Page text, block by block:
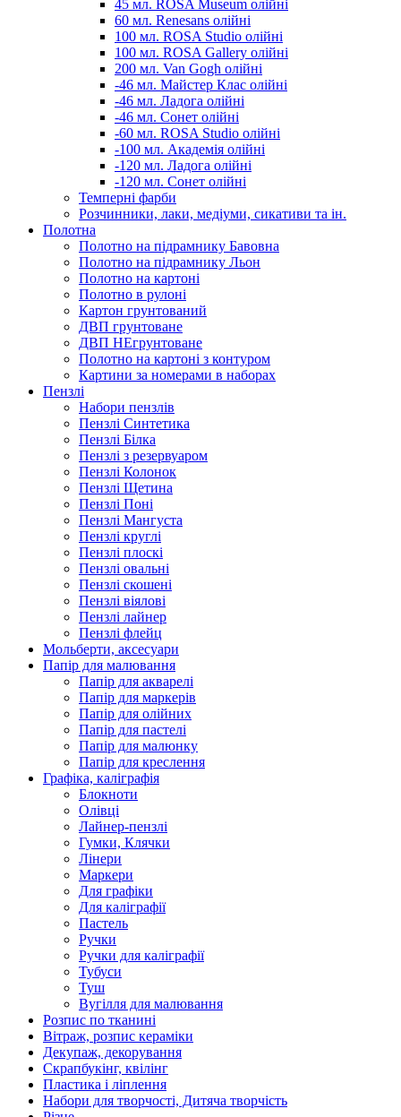
45 мл. ROSA Museum олійні
60 мл. Renesans олійні
100 мл. ROSA Studio олійні
100 мл. ROSA Gallery олійні
200 мл. Van Gogh олійні
-46 мл. Майстер Клас олійні
-46 мл. Ладога олійні
-46 мл. Сонет олійні
-60 мл. ROSA Studio олійні
-100 мл. Академія олійні
-120 мл. Ладога олійні
-120 мл. Сонет олійні
Темперні фарби
Розчинники, лаки, медіуми, сикативи та ін.
Полотна
Полотно на підрамнику Бавовна
Полотно на підрамнику Льон
Полотно на картоні
Полотно в рулоні
Картон грунтований
ДВП грунтоване
ДВП НЕгрунтоване
Полотно на картоні з контуром
Картини за номерами в наборах
Пензлі
Набори пензлів
Пензлі Синтетика
Пензлі Білка
Пензлі з резервуаром
Пензлі Колонок
Пензлі Щетина
Пензлі Поні
Пензлі Мангуста
Пензлі круглі
Пензлі плоскі
Пензлі овальні
Пензлі скошені
Пензлі віялові
Пензлі лайнер
Пензлі флейц
Мольберти, аксесуари
Папір для малювання
Папір для акварелі
Папір для маркерів
Папір для олійних
Папір для пастелі
Папір для малюнку
Папір для креслення
Графіка, каліграфія
Блокноти
Олівці
Лайнер-пензлі
Гумки, Клячки
Лінери
Маркери
Для графіки
Для каліграфії
Пастель
Ручки
Ручки для каліграфії
Тубуси
Туш
Вугілля для малювання
Розпис по тканині
Вітраж, розпис кераміки
Декупаж, декорування
Скрапбукінг, квілінг
Пластика і ліплення
Набори для творчості, Дитяча творчість